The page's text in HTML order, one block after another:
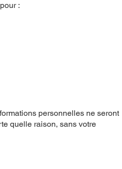
:
personnelles ne seront
quelle raison, sans votre